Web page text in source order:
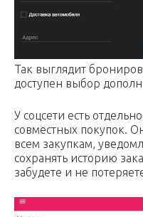
Так выглядит
доступен выбор
У соцсети есть
совместных покупок.
всем закупкам,
сохранять историю
забудете и не